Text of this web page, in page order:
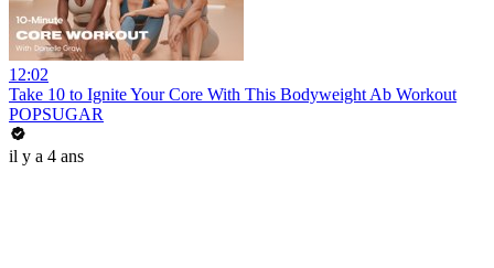
12:02
Take 10 to Ignite Your Core With This Bodyweight Ab Workout
POPSUGAR
il y a 4 ans